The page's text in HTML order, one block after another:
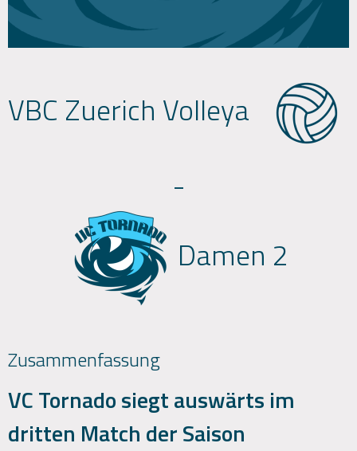
VBC Zuerich Volleya
-
Damen 2
Zusammenfassung
VC Tornado siegt auswärts im
dritten Match der Saison